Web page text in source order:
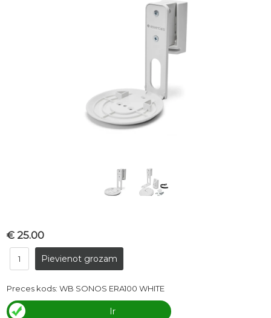
€ 25.00
Preces kods:WB SONOS ERA100 WHITE
Ir